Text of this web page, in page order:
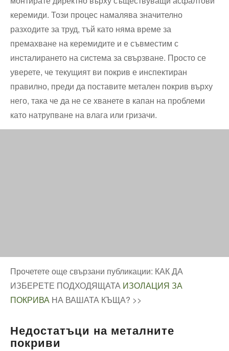
керемиди. Този процес намалява значително
разходите за труд, тъй като няма време за
премахване на керемидите и е съвместим с
инсталирането на система за свързване. Просто се
уверете, че текущият ви покрив е инспектиран
правилно, преди да поставите метален покрив върху
него, така че да не се хванете в капан на проблеми
като натрупване на влага или гризачи.
Прочетете още свързани публикации: КАК ДА
ИЗБЕРЕТЕ ПОДХОДЯЩАТА ИЗОЛАЦИЯ ЗА
ПОКРИВА НА ВАШАТА КЪЩА? >>
Недостатъци на металните
покриви